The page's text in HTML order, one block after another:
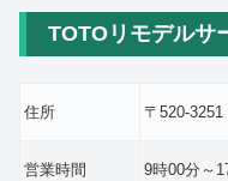
TOTOリモデルサ
住所 〒520-
営業時間 9時00分～